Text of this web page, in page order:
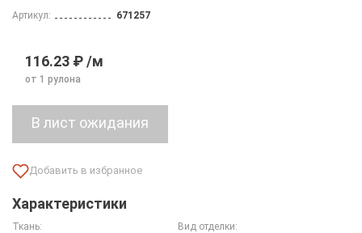
Артикул: 671257
116.23 ₽ /м
от 1 рулона
Характеристики
Ткань:
Вид отделки: